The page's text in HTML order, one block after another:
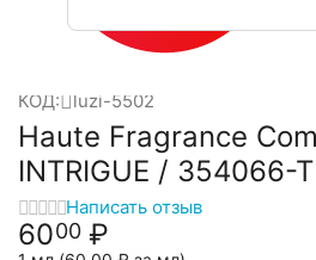
КОД: luzi-5502
Haute Fragrance
INTRIGUE / 354066-T
Написать отзыв
6000 ₽